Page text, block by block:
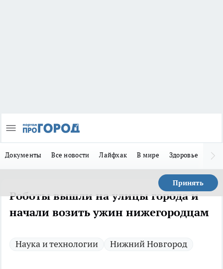
Документы Все новости Лайфхак В мире Здоровье
Принять
Роботы вышли на улицы города и
начали возить ужин нижегородцам
Наука и технологии Нижний Новгород